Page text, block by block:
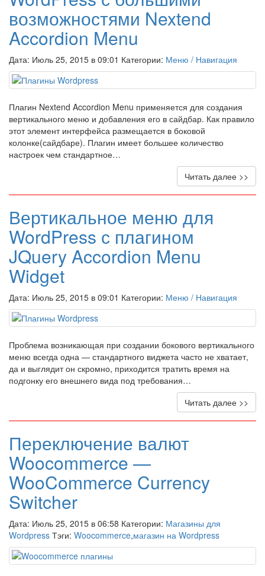
возможностями Nextend
Accordion Menu
Дата: Июль 25, 2015 в 09:01 Категории: Меню / Навигация
Плагин Nextend Accordion Menu применяется для создания
вертикального меню и добавления его в сайдбар. Как правило
этот элемент интерфейса размещается в боковой
колонке(сайдбаре). Плагин имеет большее количество
настроек чем стандартное…
Читать далее >>
Вертикальное меню для
WordPress с плагином
JQuery Accordion Menu
Widget
Дата: Июль 25, 2015 в 09:01 Категории: Меню / Навигация
Проблема возникающая при создании бокового вертикального
меню всегда одна — стандартного виджета часто не хватает,
да и выглядит он скромно, приходится тратить время на
подгонку его внешнего вида под требования…
Читать далее >>
Переключение валют
Woocommerce —
WooCommerce Currency
Switcher
Дата: Июль 25, 2015 в 06:58 Категории: Магазины для
Wordpress Тэги: Woocommerce,магазин на Wordpress